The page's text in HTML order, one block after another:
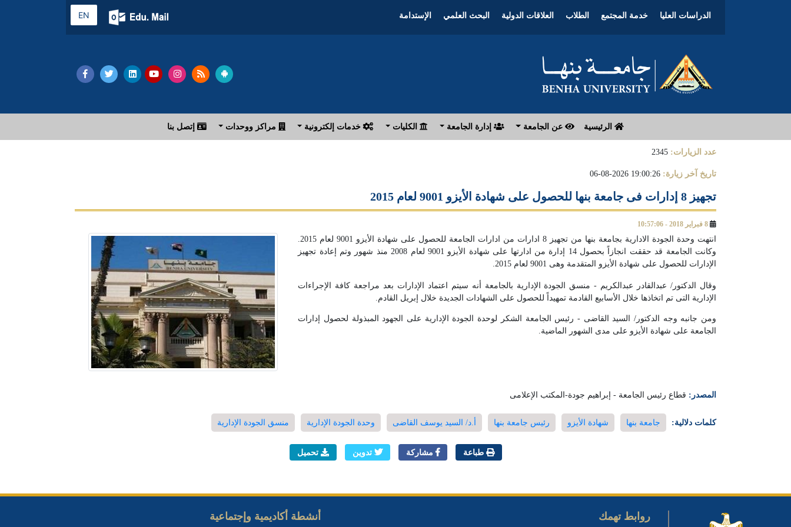
الدراسات العليا خدمة المجتمع الطلاب العلاقات الدولية البحث العلمي الإستدامة EN
الرئيسية عن الجامعة إدارة الجامعة الكليات خدمات إلكترونية مراكز ووحدات إتصل بنا
عدد الزيارات: 2345
تاريخ آخر زيارة: 19:00:26 2026-08-06
تجهيز 8 إدارات فى جامعة بنها للحصول على شهادة الأيزو 9001 لعام 2015
وكانت الجامعة قد حققت انجازاً بحصول 14 إدارة من ادارتها على شهادة الأيزو 9001 لعام 2008 منذ شهور وتم إعادة تجهيز
الإدارات للحصول على شهادة الأيزو المتقدمة وهى 9001 لعام 2015.
وقال الدكتور/ عبدالقادر عبدالكريم - منسق الجودة الإدارية بالجامعة أنه سيتم اعتماد الإدارات بعد مراجعة كافة الإجراءات
الإدارية التى تم اتخاذها خلال الأسابيع القادمة تمهيداً للحصول على الشهادات الجديدة خلال إبريل القادم.
ومن جانبه وجه الدكتور/ السيد القاضى - رئيس الجامعة الشكر لوحدة الجودة الإدارية على الجهود المبذولة لحصول إدارات
الجامعة على شهادة الأيزو على مدى الشهور الماضية.
المصدر: قطاع رئيس الجامعة - إبراهيم جودة-المكتب الإعلامى
كلمات دلالية: جامعة بنها شهادة الأيزو رئيس جامعة بنها أ.د/ السيد يوسف القاضى وحدة الجودة الإدارية منسق الجودة الإدارية
طباعة مشاركة تدوين تحميل
روابط تهمك أنشطة أكاديمية وإجتماعية